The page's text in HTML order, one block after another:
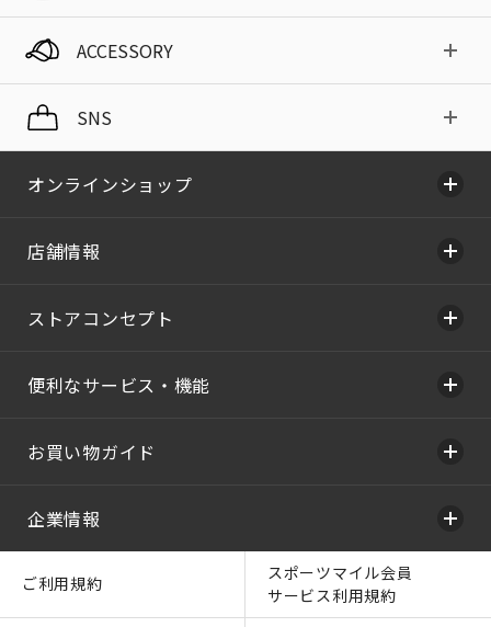
ACCESSORY
SNS
オンラインショップ
店舗情報
ストアコンセプト
便利なサービス・機能
お買い物ガイド
企業情報
ご利用規約
スポーツマイル会員
サービス利用規約